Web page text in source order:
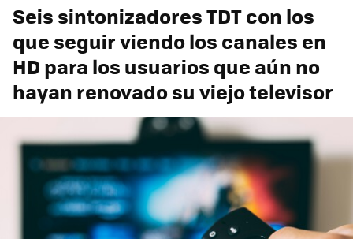
Seis sintonizadores TDT con los
que seguir viendo los canales en
HD para los usuarios que aún no
hayan renovado su viejo televisor